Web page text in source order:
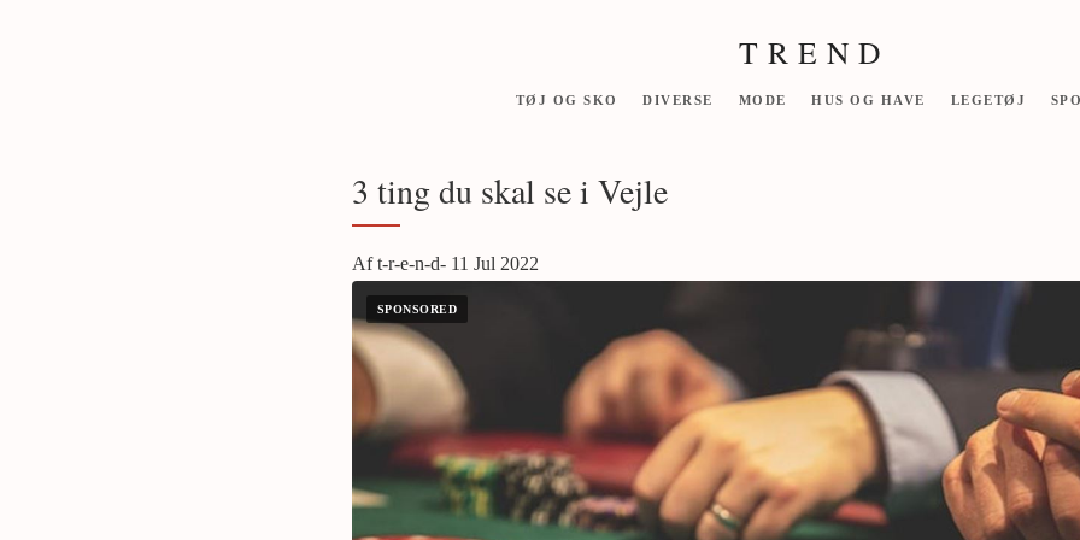
T R E N D
TØJ OG SKO DIVERSE MODE HUS OG HAVE LEGETØJ
3 ting du skal se i Vejle
Af t-r-e-n-d- 11 Jul 2022